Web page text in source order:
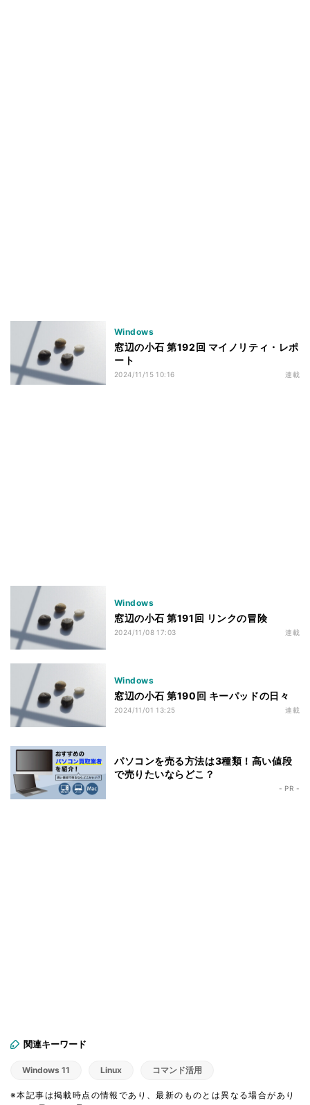
Windows
窓辺の小石 第192回 マイノリティ・レポ
ート
2024/11/15 10:16 連載
Windows
窓辺の小石 第191回 リンクの冒険
2024/11/08 17:03 連載
Windows
窓辺の小石 第190回 キーパッドの日々
2024/11/01 13:25 連載
パソコンを売る方法は3種類！高い値段
で売りたいならどこ？
- PR -
関連キーワード
Windows 11 Linux コマンド活用
※本記事は掲載時点の情報であり、最新のものとは異なる場合があり